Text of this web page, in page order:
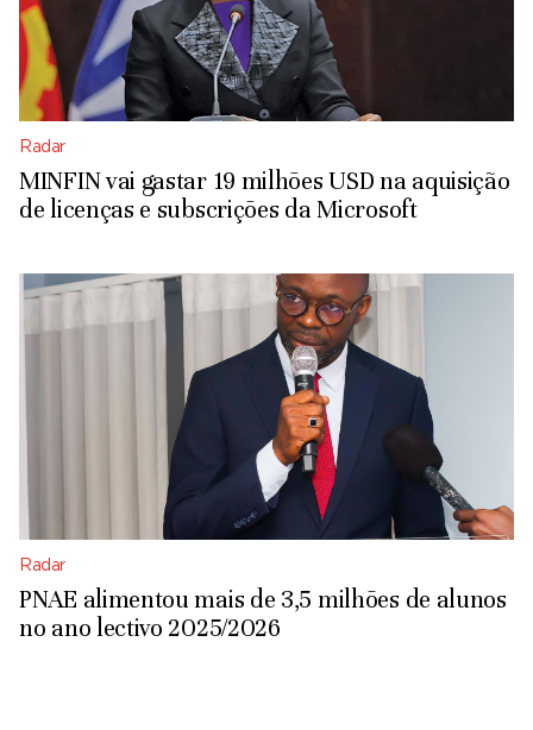
Radar
MINFIN vai gastar 19 milhões USD na aquisição
de licenças e subscrições da Microsoft
Radar
PNAE alimentou mais de 3,5 milhões de alunos
no ano lectivo 2025/2026